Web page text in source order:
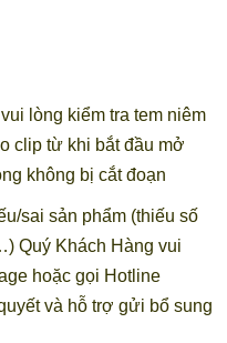
lòng kiểm tra tem niêm
clip từ khi bắt đầu mở
không bị cắt đoạn
sai sản phẩm (thiếu số
Quý Khách Hàng vui
hoặc gọi Hotline
và hỗ trợ gửi bổ sung